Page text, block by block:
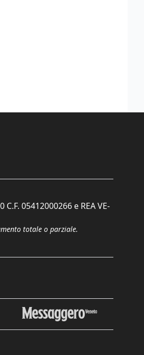
05412000266 e REA VE-
totale o parziale.